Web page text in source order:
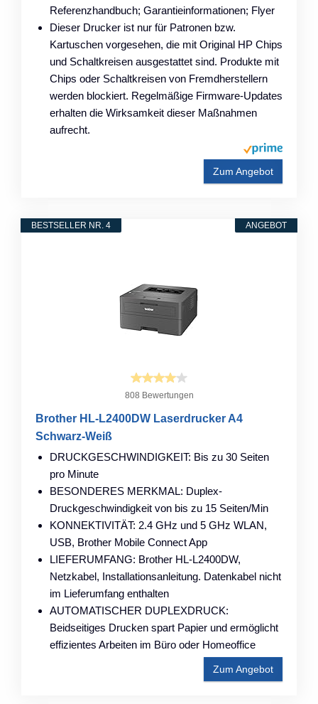
Referenzhandbuch; Garantieinformationen; Flyer
Dieser Drucker ist nur für Patronen bzw.
Kartuschen vorgesehen, die mit Original HP Chips
und Schaltkreisen ausgestattet sind. Produkte mit
Chips oder Schaltkreisen von Fremdherstellern
werden blockiert. Regelmäßige Firmware-Updates
erhalten die Wirksamkeit dieser Maßnahmen
aufrecht.
Zum Angebot
ANGEBOT
BESTSELLER NR. 4
808 Bewertungen
Brother HL-L2400DW Laserdrucker A4
Schwarz-Weiß
DRUCKGESCHWINDIGKEIT: Bis zu 30 Seiten
pro Minute
BESONDERES MERKMAL: Duplex-
Druckgeschwindigkeit von bis zu 15 Seiten/Min
KONNEKTIVITÄT: 2.4 GHz und 5 GHz WLAN,
USB, Brother Mobile Connect App
LIEFERUMFANG: Brother HL-L2400DW,
Netzkabel, Installationsanleitung. Datenkabel nicht
im Lieferumfang enthalten
AUTOMATISCHER DUPLEXDRUCK:
Beidseitiges Drucken spart Papier und ermöglicht
effizientes Arbeiten im Büro oder Homeoffice
Zum Angebot